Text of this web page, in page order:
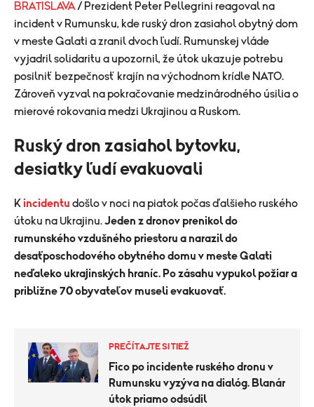
BRATISLAVA / Prezident Peter Pellegrini reagoval na
incident v Rumunsku, kde ruský dron zasiahol obytný dom
v meste Galati a zranil dvoch ľudí. Rumunskej vláde
vyjadril solidaritu a upozornil, že útok ukazuje potrebu
posilniť bezpečnosť krajín na východnom krídle NATO.
Zároveň vyzval na pokračovanie medzinárodného úsilia o
mierové rokovania medzi Ukrajinou a Ruskom.
Ruský dron zasiahol bytovku,
desiatky ľudí evakuovali
K incidentu došlo v noci na piatok počas ďalšieho ruského
útoku na Ukrajinu.Jeden z dronov prenikol do
rumunského vzdušného priestoru a narazil do
desaťposchodového obytného domu v meste Galati
neďaleko ukrajinských hraníc. Po zásahu vypukol požiar a
približne 70 obyvateľov museli evakuovať.
PREČÍTAJTE SI TIEŽ
Fico po incidente ruského dronu v
Rumunsku vyzýva na dialóg. Blanár
útok priamo odsúdil